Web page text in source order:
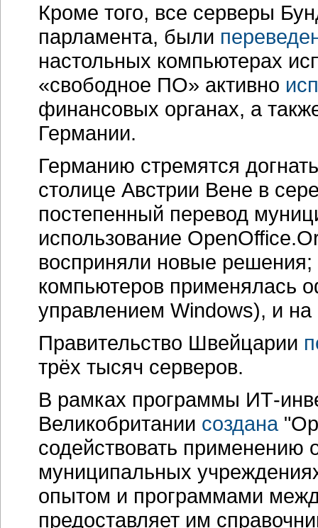
Кроме того, все серверы
парламента, были
настольных компьютерах
«свободное ПО» активно
финансовых органах, а
Германии.
Германию стремятся
столице Австрии Вене в
постепенный перевод
использование
восприняли новые
компьютеров применялась
управлением Windows), и
Правительство Швейцарии
трёх тысяч серверов.
В рамках программы ИТ-
Великобритании создана
содействовать применению
муниципальных
опытом и программами
предоставляет им